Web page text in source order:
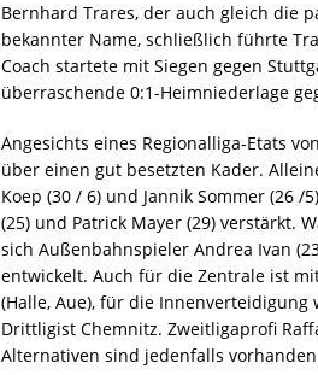
Bernhard Trares, der auch gleich die
bekannter Name, schließlich führte
Coach startete mit Siegen gegen
überraschende 0:1-Heimniederlage
Angesichts eines Regionalliga-Etats
über einen gut besetzten Kader.
Koep (30 / 6) und Jannik Sommer (26
(25) und Patrick Mayer (29) verstärkt.
sich Außenbahnspieler Andrea Ivan
entwickelt. Auch für die Zentrale ist
(Halle, Aue), für die
Drittligist Chemnitz. Zweitligaprofi
Alternativen sind jedenfalls